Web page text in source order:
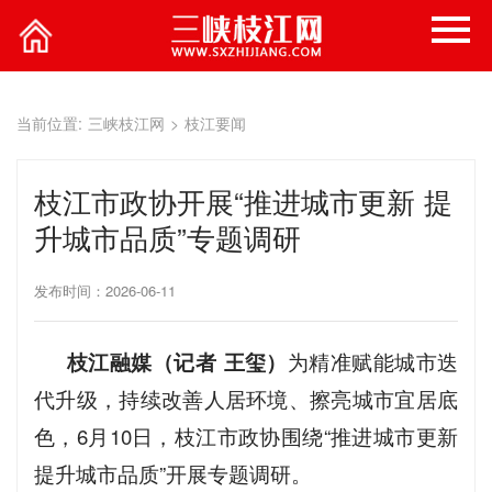
当前位置: 三峡枝江网 > 枝江要闻
枝江市政协开展“推进城市更新 提
升城市品质”专题调研
发布时间：2026-06-11
枝江融媒（记者 王玺） 为精准赋能城市迭
代升级，持续改善人居环境、擦亮城市宜居底
色，6月10日，枝江市政协围绕“推进城市更新
提升城市品质”开展专题调研。